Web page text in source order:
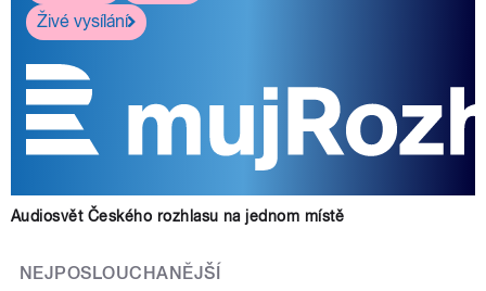
Živé vysílání
Audiosvět Českého rozhlasu na jednom místě
NEJPOSLOUCHANĚJŠÍ